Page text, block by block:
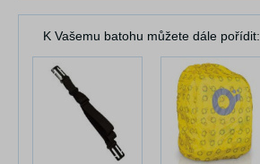
K Vašemu batohu můžete dále pořídit: